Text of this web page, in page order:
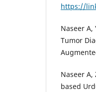
https://
Naseer A,
Tumor
Naseer
based